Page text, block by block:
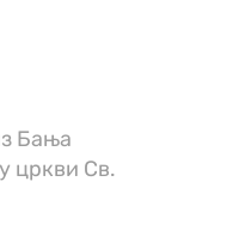
Бања
цркви Св.